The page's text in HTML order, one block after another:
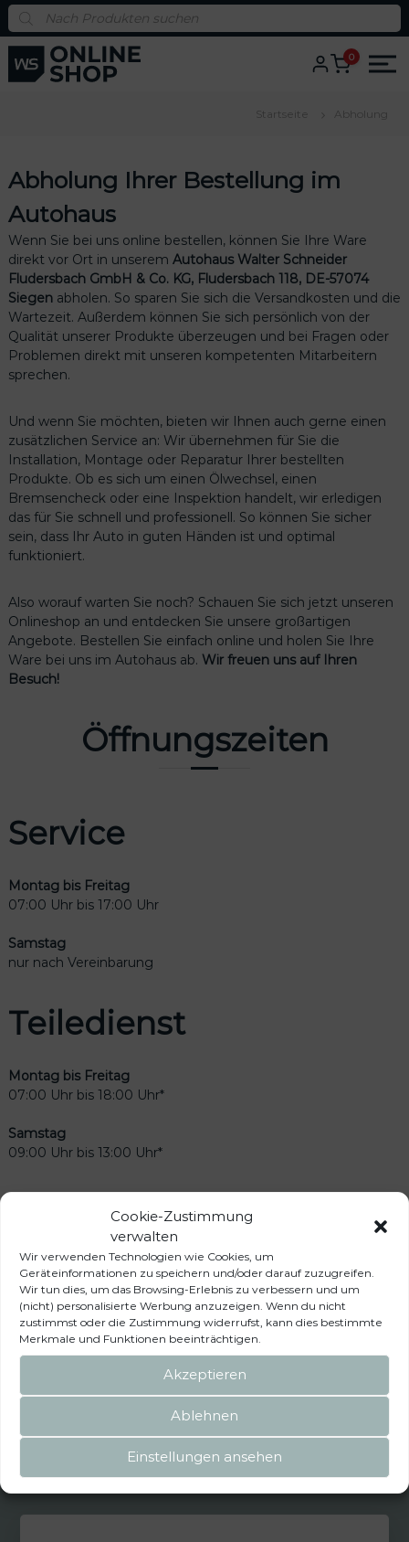
Cookie-Zustimmung
verwalten
Wir verwenden Technologien wie Cookies, um
Geräteinformationen zu speichern und/oder darauf zuzugreifen.
Wir tun dies, um das Browsing-Erlebnis zu verbessern und um
(nicht) personalisierte Werbung anzuzeigen. Wenn du nicht
zustimmst oder die Zustimmung widerrufst, kann dies bestimmte
Merkmale und Funktionen beeinträchtigen.
Akzeptieren
Ablehnen
Einstellungen ansehen
P
o
d
u
t
h
0
Startseite Abholung
Abholung Ihrer Bestellung im
Autohaus
Wenn Sie bei uns online bestellen, können Sie Ihre Ware
direkt vor Ort in unserem Autohaus Walter Schneider
Fludersbach GmbH & Co. KG, Fludersbach 118, DE-57074
Siegenabholen. So sparen Sie sich die Versandkosten und die
Wartezeit. Außerdem können Sie sich persönlich von der
Qualität unserer Produkte überzeugen und bei Fragen oder
Problemen direkt mit unseren kompetenten Mitarbeitern
sprechen.
Und wenn Sie möchten, bieten wir Ihnen auch gerne einen
zusätzlichen Service an: Wir übernehmen für Sie die
Installation, Montage oder Reparatur Ihrer bestellten
Produkte. Ob es sich um einen Ölwechsel, einen
Bremsencheck oder eine Inspektion handelt, wir erledigen
das für Sie schnell und professionell. So können Sie sicher
sein, dass Ihr Auto in guten Händen ist und optimal
funktioniert.
Also worauf warten Sie noch? Schauen Sie sich jetzt unseren
Onlineshop an und entdecken Sie unsere großartigen
Angebote. Bestellen Sie einfach online und holen Sie Ihre
Ware bei uns im Autohaus ab. Wir freuen uns auf Ihren
Besuch!
Öffnungszeiten
Service
Montag bis Freitag
07:00 Uhr bis 17:00 Uhr
Samstag
nur nach Vereinbarung
Teiledienst
Montag bis Freitag
07:00 Uhr bis 18:00 Uhr*
Samstag
09:00 Uhr bis 13:00 Uhr*
Verkauf
Montag bis Freitag
08:00 Uhr bis 18:00 Uhr
Samstag
09:00 Uhr bis 13:00 Uhr
*Abholung von Bestellungen und Zubehör nur nach Vereinbarung (telefonisch oder